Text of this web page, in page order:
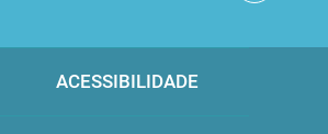
ACESSIBILIDADE